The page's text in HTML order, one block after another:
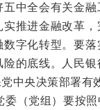
中全会有关金
推进金融改革
字化转型。要
的底线。人民
中央决策部署有
（党组）要按